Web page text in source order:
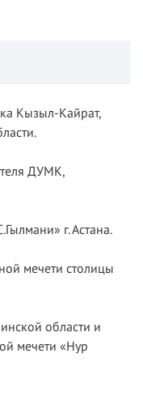
Кызыл-Кайрат,
ДУМК,
г. Астана.
мечети столицы
области и
мечети «Нур